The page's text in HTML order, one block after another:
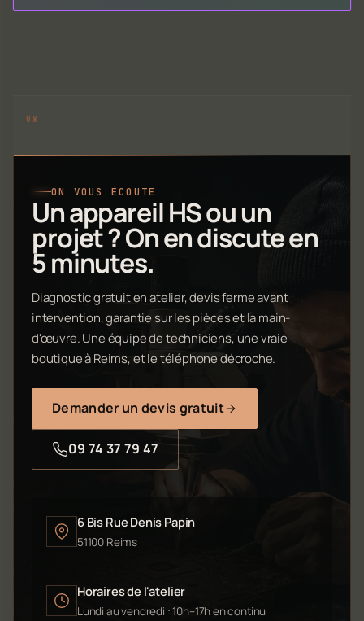
ON VOUS ÉCOUTE
Un appareil HS ou un
projet ? On en discute en
5 minutes.
Diagnostic gratuit en atelier, devis ferme avant
intervention, garantie sur les pièces et la main-
d'œuvre. Une équipe de techniciens, une vraie
boutique à Reims, et le téléphone décroche.
Demander un devis gratuit
09 74 37 79 47
6 Bis Rue Denis Papin
51100 Reims
Horaires de l'atelier
Lundi au vendredi : 10h–17h en continu